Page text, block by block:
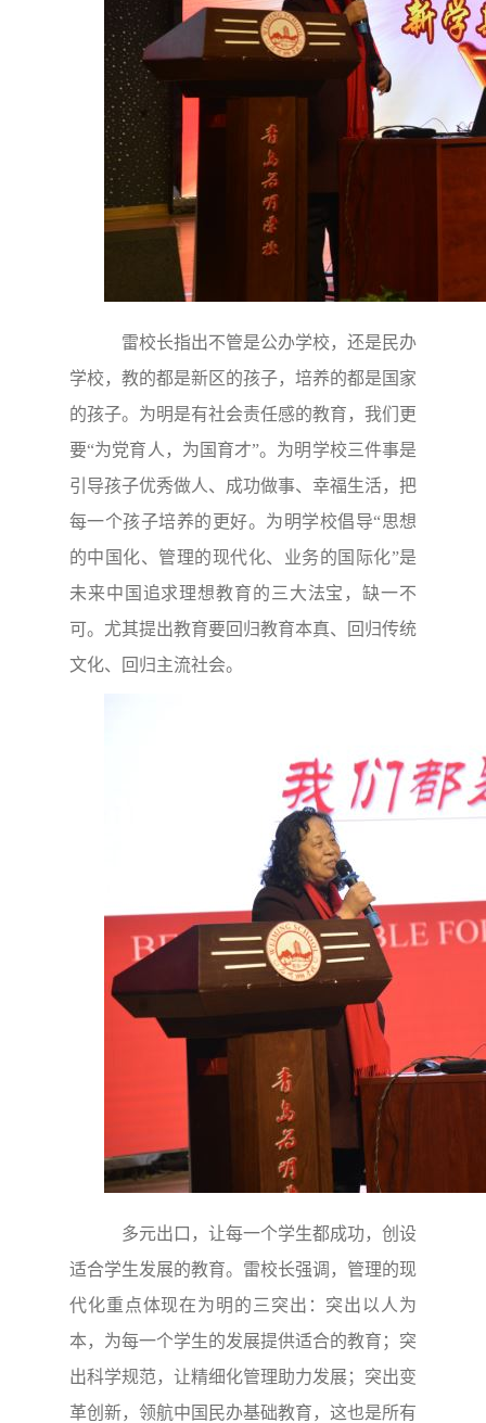
雷校长指出不管是公办学校，还是民办
学校，教的都是新区的孩子，培养的都是国家
的孩子。为明是有社会责任感的教育，我们更
要“为党育人，为国育才”。为明学校三件事是
引导孩子优秀做人、成功做事、幸福生活，把
每一个孩子培养的更好。为明学校倡导“思想
的中国化、管理的现代化、业务的国际化”是
未来中国追求理想教育的三大法宝，缺一不
可。尤其提出教育要回归教育本真、回归传统
文化、回归主流社会。
多元出口，让每一个学生都成功，创设
适合学生发展的教育。雷校长强调，管理的现
代化重点体现在为明的三突出：突出以人为
本，为每一个学生的发展提供适合的教育；突
出科学规范，让精细化管理助力发展；突出变
革创新，领航中国民办基础教育，这也是所有